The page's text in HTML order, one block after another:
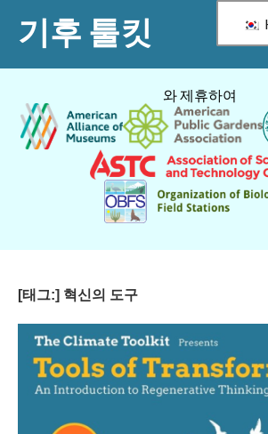
기후 툴킷
와 제휴하여
[태그:] 혁신의 도구